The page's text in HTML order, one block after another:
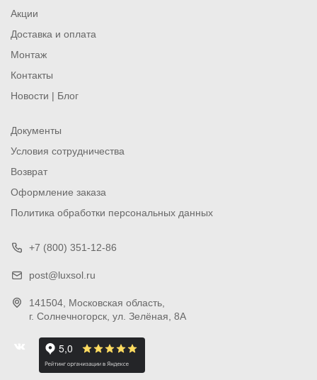
Акции
Доставка и оплата
Монтаж
Контакты
Новости | Блог
Документы
Условия сотрудничества
Возврат
Оформление заказа
Политика обработки персональных данных
+7 (800) 351-12-86
post@luxsol.ru
141504 , Московская область,
г. Солнечногорск ул. Зелёная, 8А